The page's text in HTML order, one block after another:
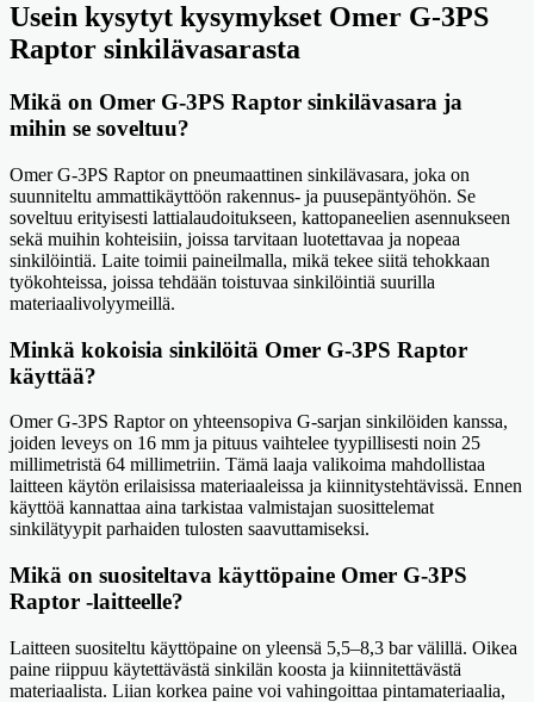
Usein kysytyt kysymykset Omer G-3PS
Raptor sinkilävasarasta
Mikä on Omer G-3PS Raptor sinkilävasara ja
mihin se soveltuu?
Omer G-3PS Raptor on pneumaattinen sinkilävasara, joka on
suunniteltu ammattikäyttöön rakennus- ja puusepäntyöhön. Se
soveltuu erityisesti lattialaudoitukseen, kattopaneelien asennukseen
sekä muihin kohteisiin, joissa tarvitaan luotettavaa ja nopeaa
sinkilöintiä. Laite toimii paineilmalla, mikä tekee siitä tehokkaan
työkohteissa, joissa tehdään toistuvaa sinkilöintiä suurilla
materiaalivolyymeillä.
Minkä kokoisia sinkilöitä Omer G-3PS Raptor
käyttää?
Omer G-3PS Raptor on yhteensopiva G-sarjan sinkilöiden kanssa,
joiden leveys on 16 mm ja pituus vaihtelee tyypillisesti noin 25
millimetristä 64 millimetriin. Tämä laaja valikoima mahdollistaa
laitteen käytön erilaisissa materiaaleissa ja kiinnitystehtävissä. Ennen
käyttöä kannattaa aina tarkistaa valmistajan suosittelemat
sinkilätyypit parhaiden tulosten saavuttamiseksi.
Mikä on suositeltava käyttöpaine Omer G-3PS
Raptor -laitteelle?
Laitteen suositeltu käyttöpaine on yleensä 5,5–8,3 bar välillä. Oikea
paine riippuu käytettävästä sinkilän koosta ja kiinnitettävästä
materiaalista. Liian korkea paine voi vahingoittaa pintamateriaalia,